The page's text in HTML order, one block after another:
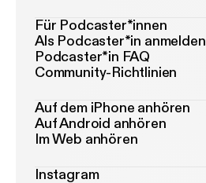
Für Podcaster*innen
Als Podcaster*in anmelden
Podcaster*in FAQ
Community-Richtlinien
Auf dem iPhone anhören
Auf Android anhören
Im Web anhören
Instagram